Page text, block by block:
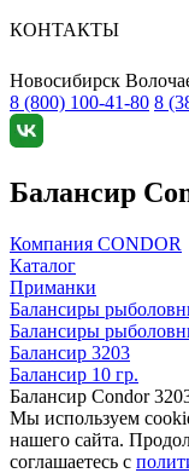
КОНТАКТЫ
Новосибирск
8 (800) 100-41-80 8
Балансир
Компания CONDOR
Каталог
Приманки
Балансиры
Балансиры
Балансир 3203
Балансир 10 гр.
Балансир Condor
Мы используем
нашего сайта.
соглашаетесь c